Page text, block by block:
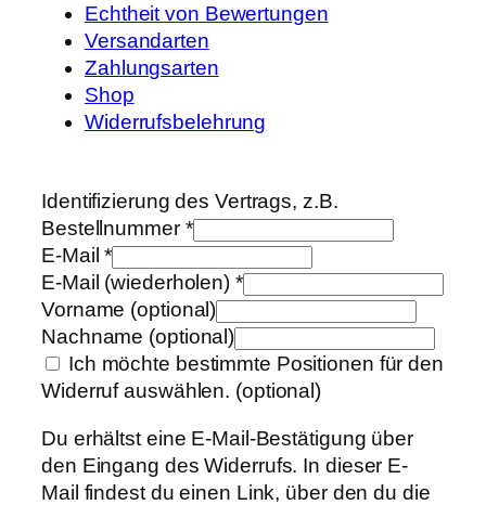
Echtheit von Bewertungen
Versandarten
Zahlungsarten
Shop
Widerrufsbelehrung
Identifizierung des Vertrags, z.B.
Bestellnummer *
E-Mail*
E-Mail (wiederholen) *
Vorname (optional)
Nachname (optional)
Ich möchte bestimmte Positionen für den
Widerruf auswählen. (optional)
Du erhältst eine E-Mail-Bestätigung über
den Eingang des Widerrufs. In dieser E-
Mail findest du einen Link, über den du die